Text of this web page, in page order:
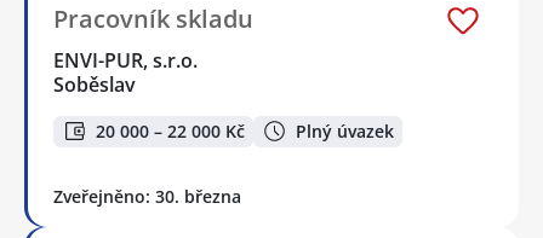
Pracovník skladu
ENVI-PUR, s.r.o.
Soběslav
20 000 – 22 000 Kč Plný úvazek
Zveřejněno: 30. března